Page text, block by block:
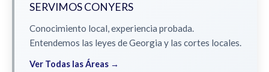
SERVIMOS CONYERS
Conocimiento local, experiencia probada.
Entendemos las leyes de Georgia y las cortes locales.
Ver Todas las Áreas →